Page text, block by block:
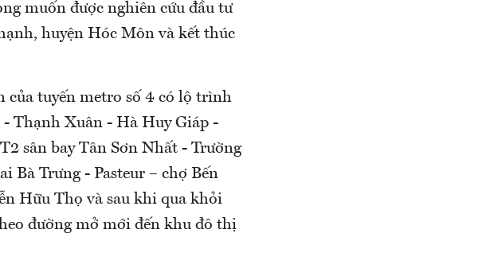
muốn được nghiên cứu đầu tư
huyện Hóc Môn và kết thúc
của tuyến metro số 4 có lộ trình
Thạnh Xuân - Hà Huy Giáp -
sân bay Tân Sơn Nhất - Trường
Bà Trưng - Pasteur – chợ Bến
Hữu Thọ và sau khi qua khỏi
đường mở mới đến khu đô thị